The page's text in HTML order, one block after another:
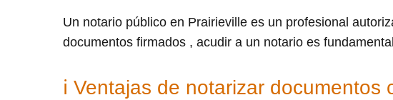
Un notario público en Prairieville es un profesional
documentos firmados , acudir a un notario es
ℹ Ventajas de notarizar documentos